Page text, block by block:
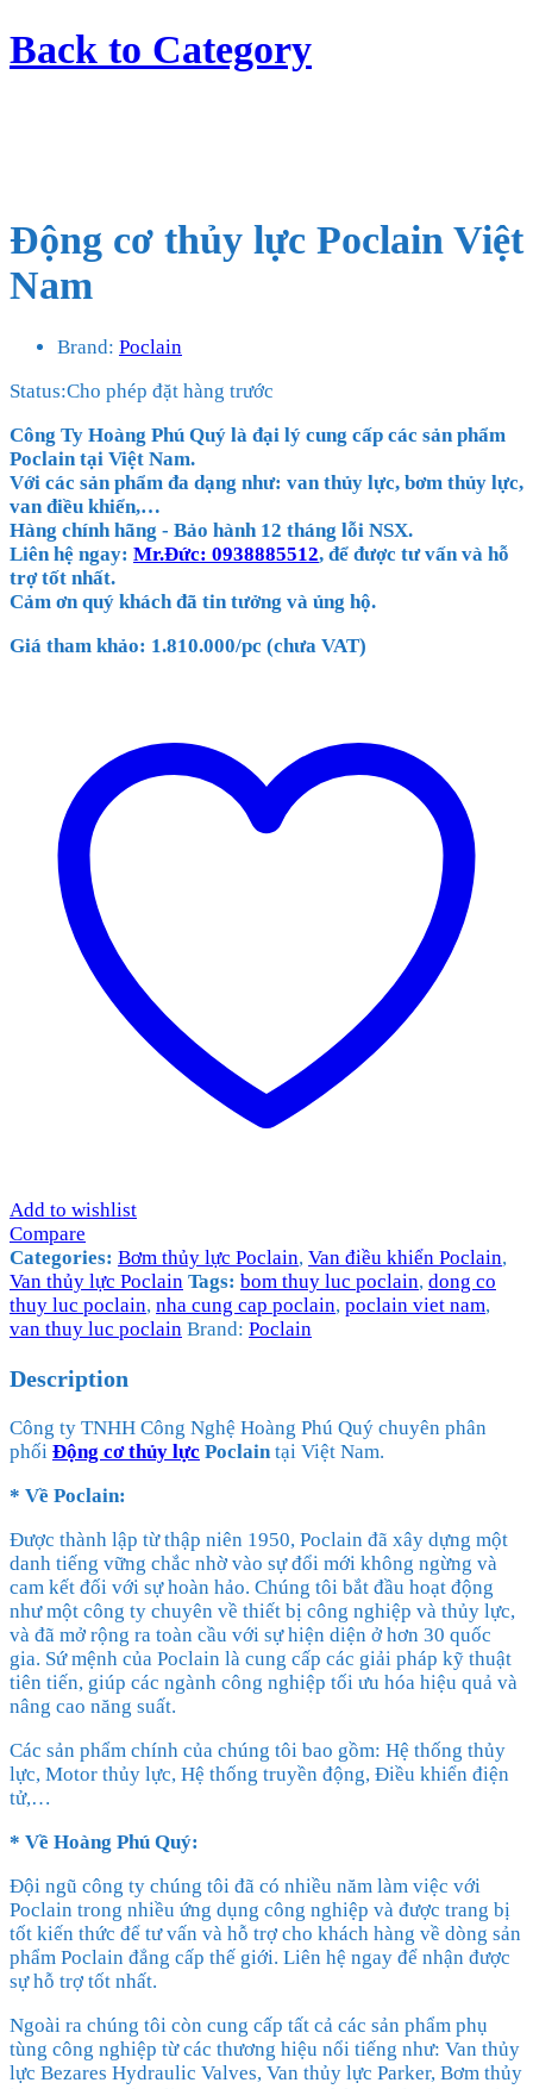
Back to Category
Động cơ thủy lực Poclain Việt
Nam
Brand: Poclain
Status:Cho phép đặt hàng trước
Công Ty Hoàng Phú Quý là đại lý cung cấp các sản phẩm
Poclain tại Việt Nam.
Với các sản phẩm đa dạng như: van thủy lực, bơm thủy lực,
van điều khiển,…
Hàng chính hãng - Bảo hành 12 tháng lỗi NSX.
Liên hệ ngay: Mr.Đức: 0938885512, để được tư vấn và hỗ
trợ tốt nhất.
Cảm ơn quý khách đã tin tưởng và ủng hộ.
Giá tham khảo: 1.810.000/pc (chưa VAT)
Add to wishlist
Compare
Categories: Bơm thủy lực Poclain, Van điều khiển Poclain,
Van thủy lực Poclain Tags: bom thuy luc poclain, dong co
thuy luc poclain, nha cung cap poclain, poclain viet nam,
van thuy luc poclain Brand: Poclain
Description
Công ty TNHH Công Nghệ Hoàng Phú Quý chuyên phân
phối Động cơ thủy lực Poclaintại Việt Nam.
* Về Poclain:
Được thành lập từ thập niên 1950, Poclain đã xây dựng một
danh tiếng vững chắc nhờ vào sự đổi mới không ngừng và
cam kết đối với sự hoàn hảo. Chúng tôi bắt đầu hoạt động
như một công ty chuyên về thiết bị công nghiệp và thủy lực,
và đã mở rộng ra toàn cầu với sự hiện diện ở hơn 30 quốc
gia. Sứ mệnh của Poclain là cung cấp các giải pháp kỹ thuật
tiên tiến, giúp các ngành công nghiệp tối ưu hóa hiệu quả và
nâng cao năng suất.
Các sản phẩm chính của chúng tôi bao gồm: Hệ thống thủy
lực, Motor thủy lực, Hệ thống truyền động, Điều khiển điện
tử,…
* Về Hoàng Phú Quý:
Đội ngũ công ty chúng tôi đã có nhiều năm làm việc với
Poclain trong nhiều ứng dụng công nghiệp và được trang bị
tốt kiến thức để tư vấn và hỗ trợ cho khách hàng về dòng sản
phẩm Poclain đẳng cấp thế giới. Liên hệ ngay để nhận được
sự hỗ trợ tốt nhất.
Ngoài ra chúng tôi còn cung cấp tất cả các sản phẩm phụ
tùng công nghiệp từ các thương hiệu nổi tiếng như: Van thủy
lực Bezares Hydraulic Valves, Van thủy lực Parker, Bơm thủy